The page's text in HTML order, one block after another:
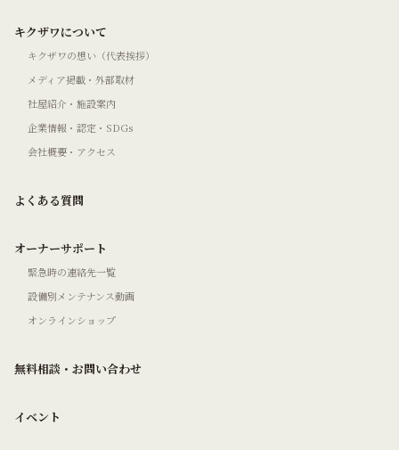
キクザワについて
キクザワの想い（代表挨拶）
メディア掲載・外部取材
社屋紹介・施設案内
企業情報・認定・SDGs
会社概要・アクセス
よくある質問
オーナーサポート
緊急時の連絡先一覧
設備別メンテナンス動画
オンラインショップ
無料相談・お問い合わせ
イベント